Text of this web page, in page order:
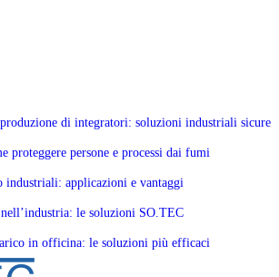
di integratori: soluzioni industriali sicure
proteggere persone e processi dai fumi
industriali: applicazioni e vantaggi
le soluzioni SO.TEC
in officina: le soluzioni più efficaci